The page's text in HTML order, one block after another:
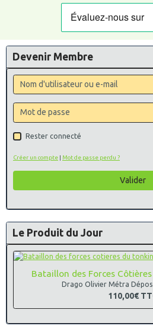
Devenir Membre
Rester connecté
Créer un compte | Mot de passe perdu ?
Valider
Le Produit du Jour
Bataillon des Forces
Drago Olivier Métra
110,00€